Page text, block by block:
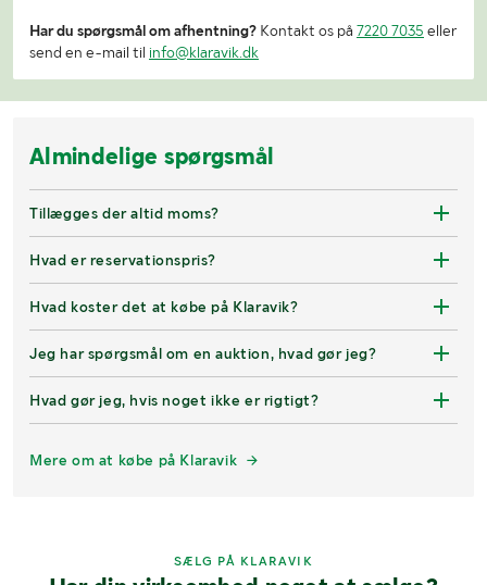
Har du spørgsmål om afhentning? Kontakt os på 7220 7035 eller
send en e-mail til info@klaravik.dk
Almindelige spørgsmål
Tillægges der altid moms?
Hvad er reservationspris?
Hvad koster det at købe på Klaravik?
Jeg har spørgsmål om en auktion, hvad gør jeg?
Hvad gør jeg, hvis noget ikke er rigtigt?
Mere om at købe på Klaravik
SÆLG PÅ KLARAVIK